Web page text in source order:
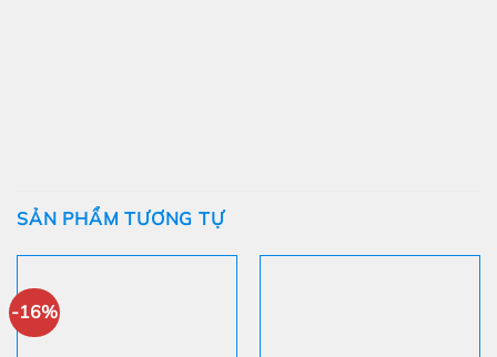
SẢN PHẨM TƯƠNG TỰ
-16%